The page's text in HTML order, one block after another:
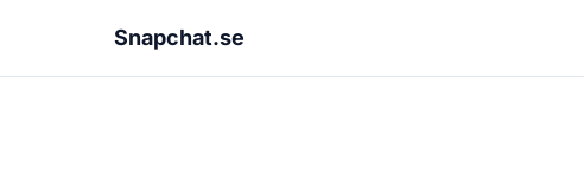
Snapchat.se